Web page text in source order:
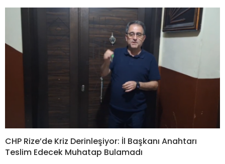
CHP Rize’de Kriz Derinleşiyor: İl Başkanı Anahtarı
Teslim Edecek Muhatap Bulamadı